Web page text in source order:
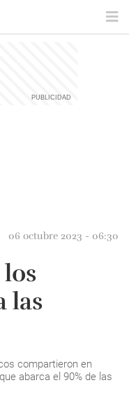
06 octubre 2023 - 06:30
las
compartieron en
abarca el 90% de las